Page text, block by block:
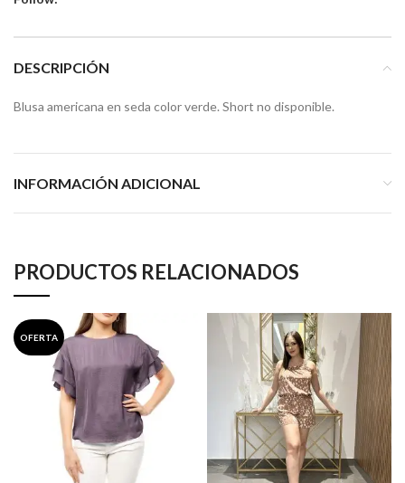
DESCRIPCIÓN
Blusa americana en seda color verde. Short no disponible.
INFORMACIÓN ADICIONAL
PRODUCTOS RELACIONADOS
OFERTA